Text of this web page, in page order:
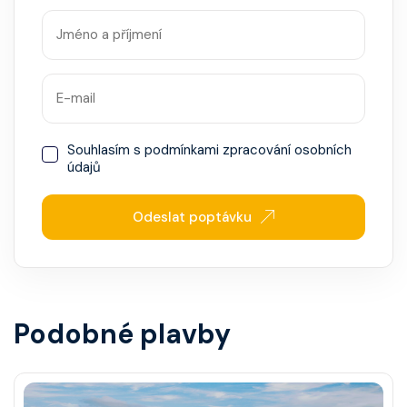
Souhlasím s podmínkami zpracování osobních
údajů
Odeslat poptávku
Podobné plavby